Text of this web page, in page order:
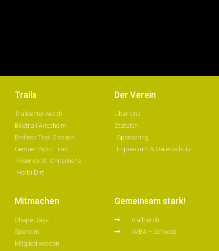
Trails
Trailcenter Aesch
Biketrail Arlesheim
Endless Trail Sissach
Gempen Nord Trail
Freeride St. Chrischona
Horbi Dirt
Der Verein
Über Uns
Statuten
Sponsoring
Impressum & Datenschutz
Mitmachen
Shape Days
Spenden
Mitglied werden
Gemeinsam stark!
trailnet.ch
IMBA – Schweiz